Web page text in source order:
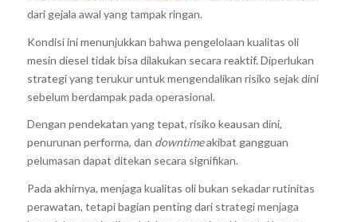
dari gejala awal yang tampak ringan.
Kondisi ini menunjukkan bahwa pengelolaan kualitas oli
mesin diesel tidak bisa dilakukan secara reaktif. Diperlukan
strategi yang terukur untuk mengendalikan risiko sejak dini
sebelum berdampak pada operasional.
Dengan pendekatan yang tepat, risiko keausan dini,
penurunan performa, dan downtimeakibat gangguan
pelumasan dapat ditekan secara signifikan.
Pada akhirnya, menjaga kualitas oli bukan sekadar rutinitas
perawatan, tetapi bagian penting dari strategi menjaga